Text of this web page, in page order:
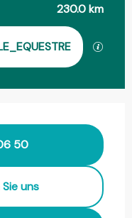
230.0 km
Mit
50
uns